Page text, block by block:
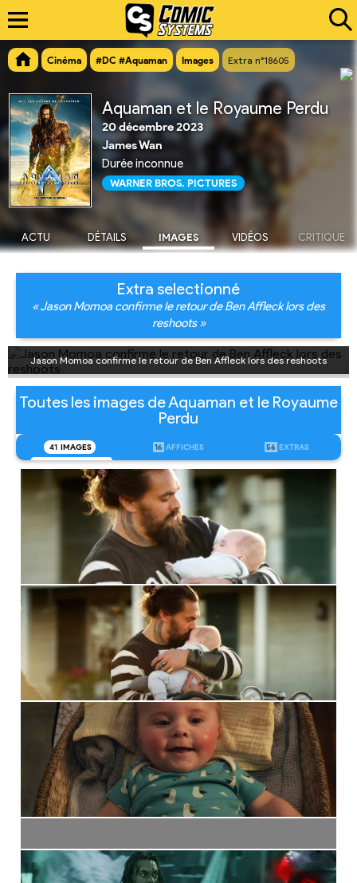
Cinéma #DC #Aquaman Images Extra n°18605
Aquaman et le Royaume Perdu
20 décembre 2023
James Wan
Durée inconnue
WARNER BROS. PICTURES
ACTU DÉTAILS IMAGES VIDÉOS CRITIQUE
Extra selectionné
« Jason Momoa confirme le retour de Ben Affleck lors des
reshoots »
Jason Momoa confirme le retour de Ben Affleck lors des reshoots
Toutes les images de Aquaman et le Royaume
Perdu
41 IMAGES 16 AFFICHES 56 EXTRAS